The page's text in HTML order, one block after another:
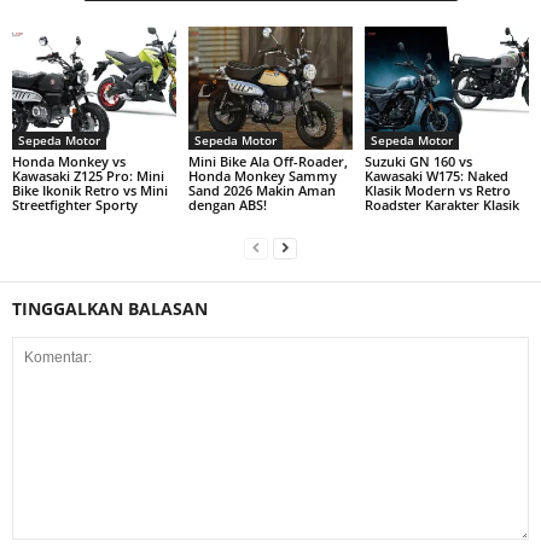
Sepeda Motor
Honda Monkey vs
Kawasaki Z125 Pro: Mini
Bike Ikonik Retro vs Mini
Streetfighter Sporty
Sepeda Motor
Mini Bike Ala Off-Roader,
Honda Monkey Sammy
Sand 2026 Makin Aman
dengan ABS!
Sepeda Motor
Suzuki GN 160 vs
Kawasaki W175: Naked
Klasik Modern vs Retro
Roadster Karakter Klasik
TINGGALKAN BALASAN